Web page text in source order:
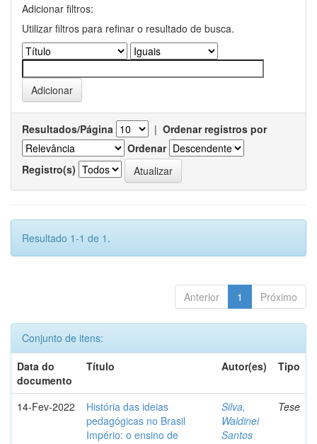
Adicionar filtros:
Utilizar filtros para refinar o resultado de busca.
Resultados/Página | Ordenar registros por
Ordenar
Registro(s)
Resultado 1-1 de 1.
Anterior 1 Próximo
Conjunto de itens:
Data do
documento
Título Autor(es) Tipo
14-Fev-2022
História das ideias
pedagógicas no Brasil
Império: o ensino de
Silva,
Waldinei
Santos
Tese